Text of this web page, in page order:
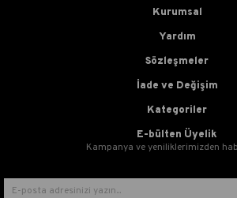
Kurumsal
Yardım
Sözleşmeler
İade ve Değişim
Kategoriler
E-bülten Üyelik
Kampanya ve yeniliklerimizden